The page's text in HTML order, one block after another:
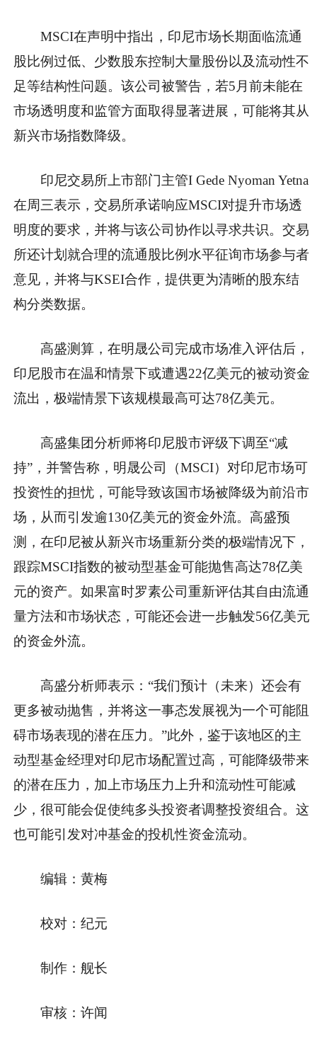
MSCI在声明中指出，印尼市场长期面临流通
股比例过低、少数股东控制大量股份以及流动性不
足等结构性问题。该公司被警告，若5月前未能在
市场透明度和监管方面取得显著进展，可能将其从
新兴市场指数降级。
印尼交易所上市部门主管I Gede Nyoman Yetna
在周三表示，交易所承诺响应MSCI对提升市场透
明度的要求，并将与该公司协作以寻求共识。交易
所还计划就合理的流通股比例水平征询市场参与者
意见，并将与KSEI合作，提供更为清晰的股东结
构分类数据。
高盛测算，在明晟公司完成市场准入评估后，
印尼股市在温和情景下或遭遇22亿美元的被动资金
流出，极端情景下该规模最高可达78亿美元。
高盛集团分析师将印尼股市评级下调至“减
持”，并警告称，明晟公司（MSCI）对印尼市场可
投资性的担忧，可能导致该国市场被降级为前沿市
场，从而引发逾130亿美元的资金外流。高盛预
测，在印尼被从新兴市场重新分类的极端情况下，
跟踪MSCI指数的被动型基金可能抛售高达78亿美
元的资产。如果富时罗素公司重新评估其自由流通
量方法和市场状态，可能还会进一步触发56亿美元
的资金外流。
高盛分析师表示：“我们预计（未来）还会有
更多被动抛售，并将这一事态发展视为一个可能阻
碍市场表现的潜在压力。”此外，鉴于该地区的主
动型基金经理对印尼市场配置过高，可能降级带来
的潜在压力，加上市场压力上升和流动性可能减
少，很可能会促使纯多头投资者调整投资组合。这
也可能引发对冲基金的投机性资金流动。
编辑：黄梅
校对：纪元
制作：舰长
审核：许闻